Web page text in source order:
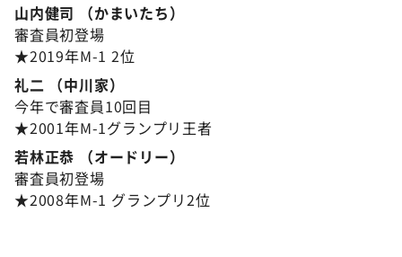
山内健司 （かまいたち）
審査員初登場
★2019年M-1 2位
礼二 （中川家）
今年で審査員10回目
★2001年M-1グランプリ王者
若林正恭 （オードリー）
審査員初登場
★2008年M-1 グランプリ2位